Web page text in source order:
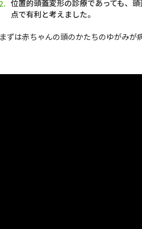
位置的頭蓋変形の診療であっても、
点で有利と考えました。
まずは赤ちゃんの頭のかたちのゆがみが